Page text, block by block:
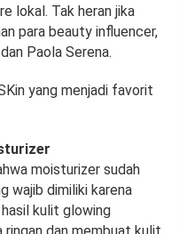
lokal. Tak heran jika
para beauty influencer,
Paola Serena.
yang menjadi favorit
moisturizer sudah
wajib dimiliki karena
kulit glowing